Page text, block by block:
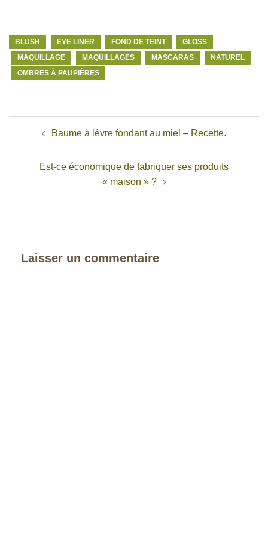
BLUSH EYE LINER FOND DE TEINT
GLOSS
MAQUILLAGE
MAQUILLAGES MASCARAS
NATUREL
OMBRES À PAUPIÈRES
Navigation
d’articleBaume à lèvre fondant au miel – Recette.
Est-ce économique de fabriquer ses produits
« maison » ?
Laisser un commentaire